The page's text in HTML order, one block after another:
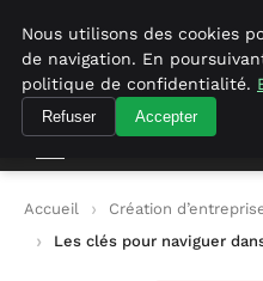
Accueil
Création
Les clés pour naviguer
Nous utilisons des cookies
de navigation. En
politique de confidentialité.
Refuser Accepter